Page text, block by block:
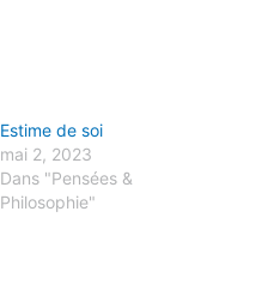
Estime de soi
mai 2, 2023
Dans "Pensées &
Philosophie"